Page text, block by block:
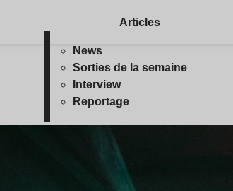
Articles
News
Sorties de la semaine
Interview
Reportage